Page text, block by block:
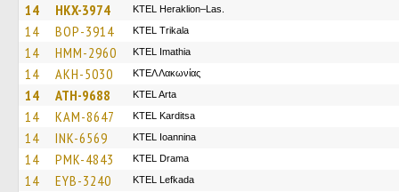
14 HKX-3974 KTEL Heraklion–Las.
14 BOP-3914 ΚΤΕL Τrikala
14 HMM-2960 KTEL Imathia
14 AKH-5030 ΚΤΕΛ Λακωνίας
14 ATH-9688 KTEL Arta
14 KAM-8647 ΚΤΕL Karditsa
14 INK-6569 KTEL Ioannina
14 PMK-4843 KTEL Drama
14 EYB-3240 KTEL Lefkada